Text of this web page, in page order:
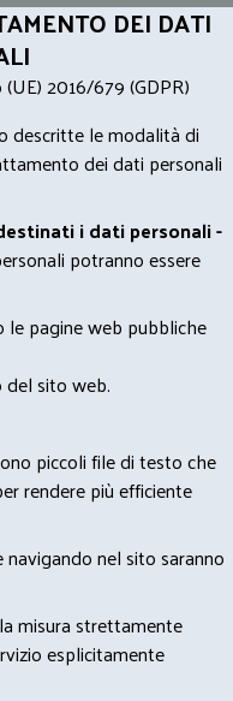
DEI DATI
2016/679 (GDPR)
descritte le modalità di
dei dati personali
i dati personali -
potranno essere
pagine web pubbliche
sito web.
piccoli file di testo che
rendere più efficiente
navigando nel sito saranno
misura strettamente
esplicitamente